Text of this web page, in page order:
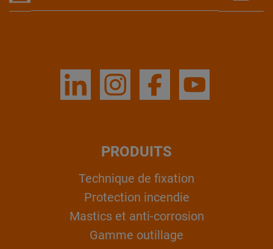
PRODUITS
Technique de fixation
Protection incendie
Mastics et anti-corrosion
Gamme outillage